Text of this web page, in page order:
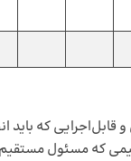
که باید
که مسئول